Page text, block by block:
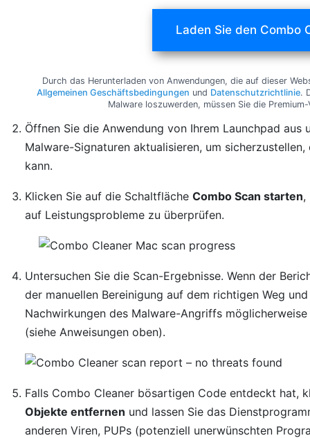
Laden Sie den Combo
Durch das Herunterladen von Anwendungen, die auf dieser
Allgemeinen Geschäftsbedingungen und Datenschutzrichtlinie.
Malware loszuwerden, müssen Sie die
Öffnen Sie die Anwendung von Ihrem Launchpad
Malware-Signaturen aktualisieren, um
kann.
Klicken Sie auf die SchaltflächeCombo Scan starten,
auf Leistungsprobleme zu überprüfen.
Untersuchen Sie die Scan-Ergebnisse. Wenn der
der manuellen Bereinigung auf dem richtigen Weg
Nachwirkungen des Malware-Angriffs
(siehe Anweisungen oben).
Falls Combo Cleaner bösartigen Code entdeckt hat,
Objekte entfernen und lassen Sie das
anderen Viren, PUPs (potenziell unerwünschten